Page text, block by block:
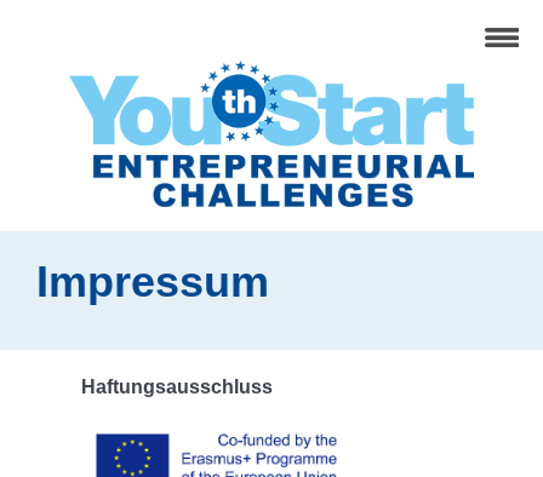
Impressum
Haftungsausschluss